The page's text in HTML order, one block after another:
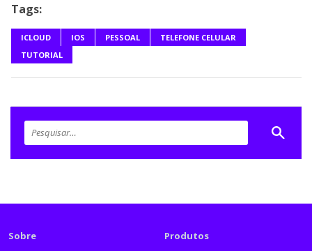
Tags:
ICLOUD IOS PESSOAL
TELEFONE CELULAR
TUTORIAL
Sobre Produtos